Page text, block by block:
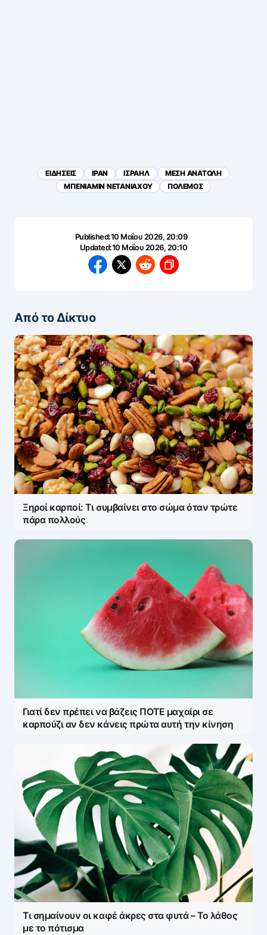
ΕΙΔΗΣΕΙΣ ΙΡΑΝ ΙΣΡΑΗΛ
ΜΕΣΗ ΑΝΑΤΟΛΗ
ΜΠΕΝΙΑΜΙΝ ΝΕΤΑΝΙΑΧΟΥ
ΠΟΛΕΜΟΣ
Published:10 Μαΐου 2026, 20:09
Updated:10 Μαΐου 2026, 20:10
Από το Δίκτυο
Ξηροί καρποί: Τι συμβαίνει στο σώμα όταν τρώτε
πάρα πολλούς
Γιατί δεν πρέπει να βάζεις ΠΟΤΕ μαχαίρι σε
καρπούζι αν δεν κάνεις πρώτα αυτή την κίνηση
Τι σημαίνουν οι καφέ άκρες στα φυτά – Το λάθος
με το πότισμα